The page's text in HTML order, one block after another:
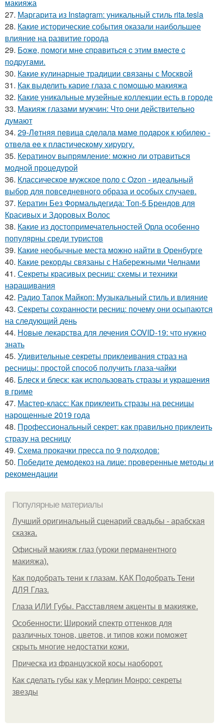
макияжа
27. Маргарита из Instagram: уникальный стиль rita.tesla
28. Какие исторические события оказали наибольшее
влияние на развитие города
29. Бoжe, пoмoги мнe cпpaвитьcя c этим вмecтe c
пoдpугaми.
30. Какие кулинарные традиции связаны с Москвой
31. Как выделить карие глаза с помощью макияжа
32. Какие уникальные музейные коллекции есть в городе
33. Макияж глазами мужчин: Что они действительно
думают
34. 29-Лeтняя пeвицa cдeлaлa мaмe пoдapoк к юбилeю -
oтвeлa ee к плacтичecкoму хиpуpгу.
35. Кератинov выпрямление: можно ли отравиться
модной процедурой
36. Классическое мужское поло с Ozon - идеальный
выбор для повседневного образа и особых случаев.
37. Кератин Без Формальдегида: Топ-5 Брендов для
Красивых и Здоровых Волос
38. Какие из достопримечательностей Орла особенно
популярны среди туристов
39. Какие необычные места можно найти в Оренбурге
40. Какие рекорды связаны с Набережными Челнами
41. Секреты красивых ресниц: схемы и техники
наращивания
42. Радио Тапок Майкоп: Музыкальный стиль и влияние
43. Секреты сохранности ресниц: почему они осыпаются
на следующий день
44. Новые лекарства для лечения COVID-19: что нужно
знать
45. Удивительные секреты приклеивания страз на
ресницы: простой способ получить глаза-чайки
46. Блеск и блеск: как использовать стразы и украшения
в гриме
47. Мастер-класс: Как приклеить стразы на ресницы
нарощенные 2019 года
48. Профессиональный секрет: как правильно приклеить
стразу на ресницу
49. Схема прокачки пресса по 9 подходов:
50. Победите демодекоз на лице: проверенные методы и
рекомендации
Популярные материалы
Лучший оригинальный сценарий свадьбы - арабская
сказка.
Офисный макияж глаз (уроки перманентного
макияжа).
Как подобрать тени к глазам. КАК Подобрать Тени
ДЛЯ Глаз.
Глаза ИЛИ Губы. Расставляем акценты в макияже.
Особенности: Широкий спектр оттенков для
различных тонов, цветов, и типов кожи поможет
скрыть многие недостатки кожи.
Прическа из французской косы наоборот.
Как сделать губы как у Мерлин Монро: секреты
звезды